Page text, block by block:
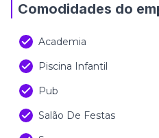
Comodidades do
Academia
Piscina Infantil
Pub
Salão De Festas